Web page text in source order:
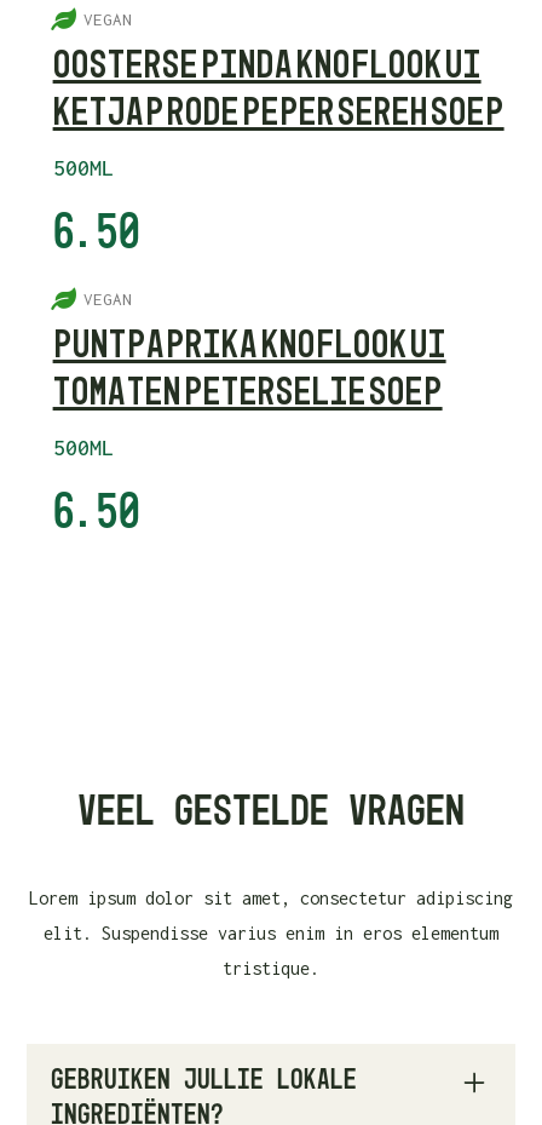
5VEGAN
OOSTERSE PINDA KNOFLOOK UI
KETJAP RODE PEPER SEREH SOEP
500ML
6.50
5VEGAN
PUNTPAPRIKA KNOFLOOK UI
TOMATEN PETERSELIE SOEP
500ML
6.50
Veel gestelde vragen
Lorem ipsum dolor sit amet, consectetur adipiscing
elit. Suspendisse varius enim in eros elementum
tristique.
Gebruiken jullie lokale
ingrediënten?